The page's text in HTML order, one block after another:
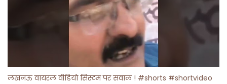
लखनऊ वायरल वीडियो सिस्टम पर सवाल ! #shorts #shortvideo